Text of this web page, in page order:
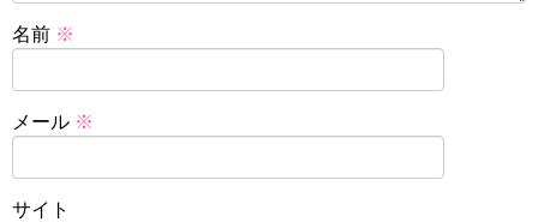
名前 ※
メール ※
サイト